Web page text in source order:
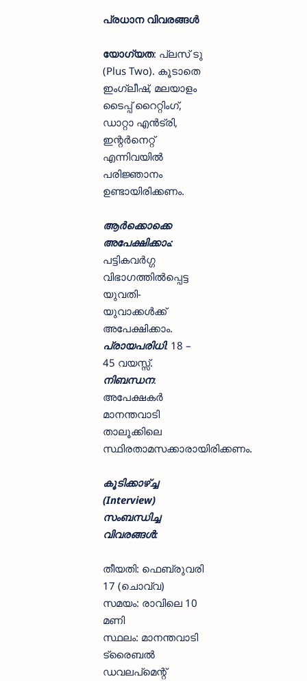
പ്രധാന വിവരങ്ങൾ
യോഗ്യത: പ്ലസ് ടു
(Plus Two). കൂടാതെ
ഇംഗ്ലീഷ്, മലയാളം
ടൈപ്പ് റൈറ്റിംഗ്,
ഡാറ്റാ എൻട്രി,
ഇന്റർനെറ്റ്
എന്നിവയിൽ
പരിജ്ഞാനം
ഉണ്ടായിരിക്കണം.
ആർക്കൊക്കെ
അപേക്ഷിക്കാം:
പട്ടികവർഗ്ഗ
വിഭാഗത്തിൽപ്പെട്ട
യുവതി-
യുവാക്കൾക്ക്
അപേക്ഷിക്കാം.
പ്രായപരിധി: 18 –
45 വയസ്സ്.
നിബന്ധന:
അപേക്ഷകർ
മാനന്തവാടി
താലൂക്കിലെ
സ്ഥിരതാമസക്കാരായിരിക്കണം.
കൂടിക്കാഴ്ച്ച
(Interview)
സംബന്ധിച്ച
വിവരങ്ങൾ:
തീയതി: ഫെബ്രുവരി
17 (ചൊവ്വ)
സമയം: രാവിലെ 10
മണി
സ്ഥലം: മാനന്തവാടി
ട്രൈബൽ
ഡവലപ്‌മെന്റ്